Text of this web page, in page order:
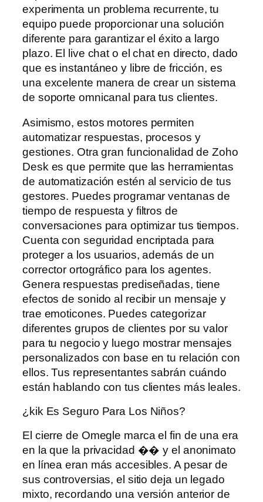
experimenta un problema recurrente, tu
equipo puede proporcionar una solución
diferente para garantizar el éxito a largo
plazo. El live chat o el chat en directo, dado
que es instantáneo y libre de fricción, es
una excelente manera de crear un sistema
de soporte omnicanal para tus clientes.
Asimismo, estos motores permiten
automatizar respuestas, procesos y
gestiones. Otra gran funcionalidad de Zoho
Desk es que permite que las herramientas
de automatización estén al servicio de tus
gestores. Puedes programar ventanas de
tiempo de respuesta y filtros de
conversaciones para optimizar tus tiempos.
Cuenta con seguridad encriptada para
proteger a los usuarios, además de un
corrector ortográfico para los agentes.
Genera respuestas prediseñadas, tiene
efectos de sonido al recibir un mensaje y
trae emoticones. Puedes categorizar
diferentes grupos de clientes por su valor
para tu negocio y luego mostrar mensajes
personalizados con base ​​en tu relación con
ellos. Tus representantes sabrán cuándo
están hablando con tus clientes más leales.
¿kik Es Seguro Para Los Niños?
El cierre de Omegle marca el fin de una era
en la que la privacidad �� y el anonimato
en línea eran más accesibles. A pesar de
sus controversias, el sitio deja un legado
mixto, recordando una versión anterior de